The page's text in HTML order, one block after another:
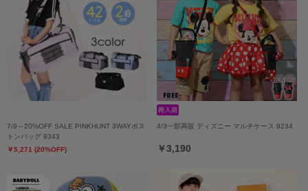
7/9～20%OFF SALE PINKHUNT 3WAYボス
トンバッグ 9343
￥5,271 (20%OFF)
4/3一部再販 ディズニー マルチケース 9234
￥3,190